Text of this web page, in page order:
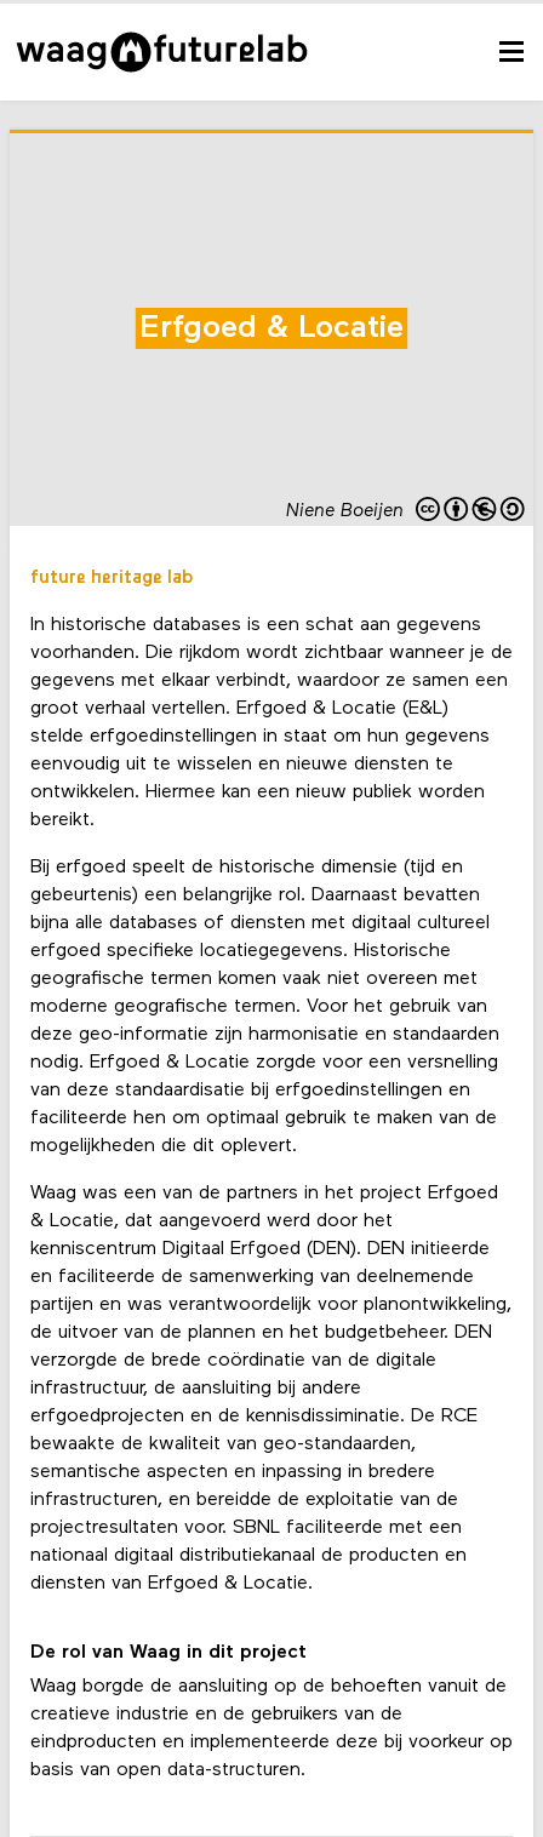
Niene Boeijen
Erfgoed & Locatie
future heritage lab
In historische databases is een schat aan gegevens
voorhanden. Die rijkdom wordt zichtbaar wanneer je de
gegevens met elkaar verbindt, waardoor ze samen een
groot verhaal vertellen. Erfgoed & Locatie (E&L)
stelde erfgoedinstellingen in staat om hun gegevens
eenvoudig uit te wisselen en nieuwe diensten te
ontwikkelen. Hiermee kan een nieuw publiek worden
bereikt.
Bij erfgoed speelt de historische dimensie (tijd en
gebeurtenis) een belangrijke rol. Daarnaast bevatten
bijna alle databases of diensten met digitaal cultureel
erfgoed specifieke locatiegegevens. Historische
geografische termen komen vaak niet overeen met
moderne geografische termen. Voor het gebruik van
deze geo-informatie zijn harmonisatie en standaarden
nodig. Erfgoed & Locatie zorgde voor een versnelling
van deze standaardisatie bij erfgoedinstellingen en
faciliteerde hen om optimaal gebruik te maken van de
mogelijkheden die dit oplevert.
Waag was een van de partners in het project Erfgoed
& Locatie, dat aangevoerd werd door het
kenniscentrum Digitaal Erfgoed (DEN). DEN initieerde
en faciliteerde de samenwerking van deelnemende
partijen en was verantwoordelijk voor planontwikkeling,
de uitvoer van de plannen en het budgetbeheer. DEN
verzorgde de brede coördinatie van de digitale
infrastructuur, de aansluiting bij andere
erfgoedprojecten en de kennisdissiminatie. De RCE
bewaakte de kwaliteit van geo-standaarden,
semantische aspecten en inpassing in bredere
infrastructuren, en bereidde de exploitatie van de
projectresultaten voor. SBNL faciliteerde met een
nationaal digitaal distributiekanaal de producten en
diensten van Erfgoed & Locatie.
De rol van Waag in dit project
Waag borgde de aansluiting op de behoeften vanuit de
creatieve industrie en de gebruikers van de
eindproducten en implementeerde deze bij voorkeur op
basis van open data-structuren.